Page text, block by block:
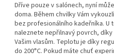
Dříve pouze v salónech, nyní
doma. Během chvilky Vám
bez profesionálního kadeřníka. U
naleznete nepřilnavý povrch,
Vašim vlasům. Teplotu je díky
do 200°C. Pokud máte chuť